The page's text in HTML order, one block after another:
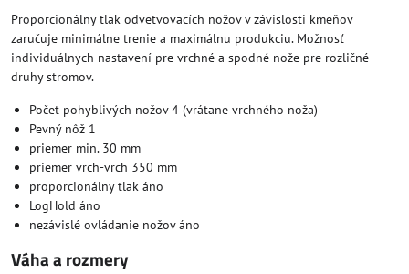
Proporcionálny tlak odvetvovacích nožov v závislosti kmeňov
zaručuje minimálne trenie a maximálnu produkciu. Možnosť
individuálnych nastavení pre vrchné a spodné nože pre rozličné
druhy stromov.
Počet pohyblivých nožov 4 (vrátane vrchného noža)
Pevný nôž 1
priemer min. 30 mm
priemer vrch-vrch 350 mm
proporcionálny tlak áno
LogHold áno
nezávislé ovládanie nožov áno
Váha a rozmery